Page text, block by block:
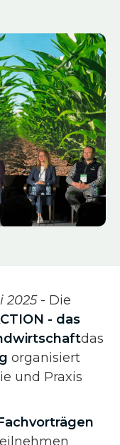
2025- Die
- das
das
organisiert
und Praxis